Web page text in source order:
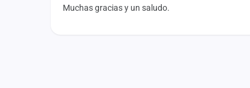
Muchas gracias y un saludo.